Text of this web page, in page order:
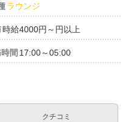
ラウンジ
時給4000円～円以上
間 17:00～05:00
クチコミ